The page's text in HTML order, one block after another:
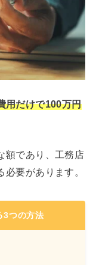
用だけで100万円
額であり、工務店
要があります。
3つの方法